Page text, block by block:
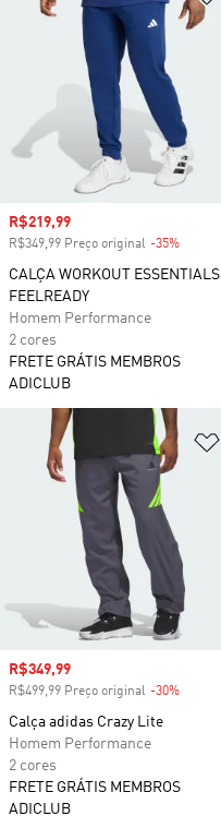
Preço com desconto
R$219,99
R$349,99 Preço original -35%
CALÇA WORKOUT ESSENTIALS
FEELREADY
Homem Performance
2 cores
FRETE GRÁTIS MEMBROS
ADICLUB
Preço com desconto
R$349,99
R$499,99 Preço original -30%
Calça adidas Crazy Lite
Homem Performance
2 cores
FRETE GRÁTIS MEMBROS
ADICLUB